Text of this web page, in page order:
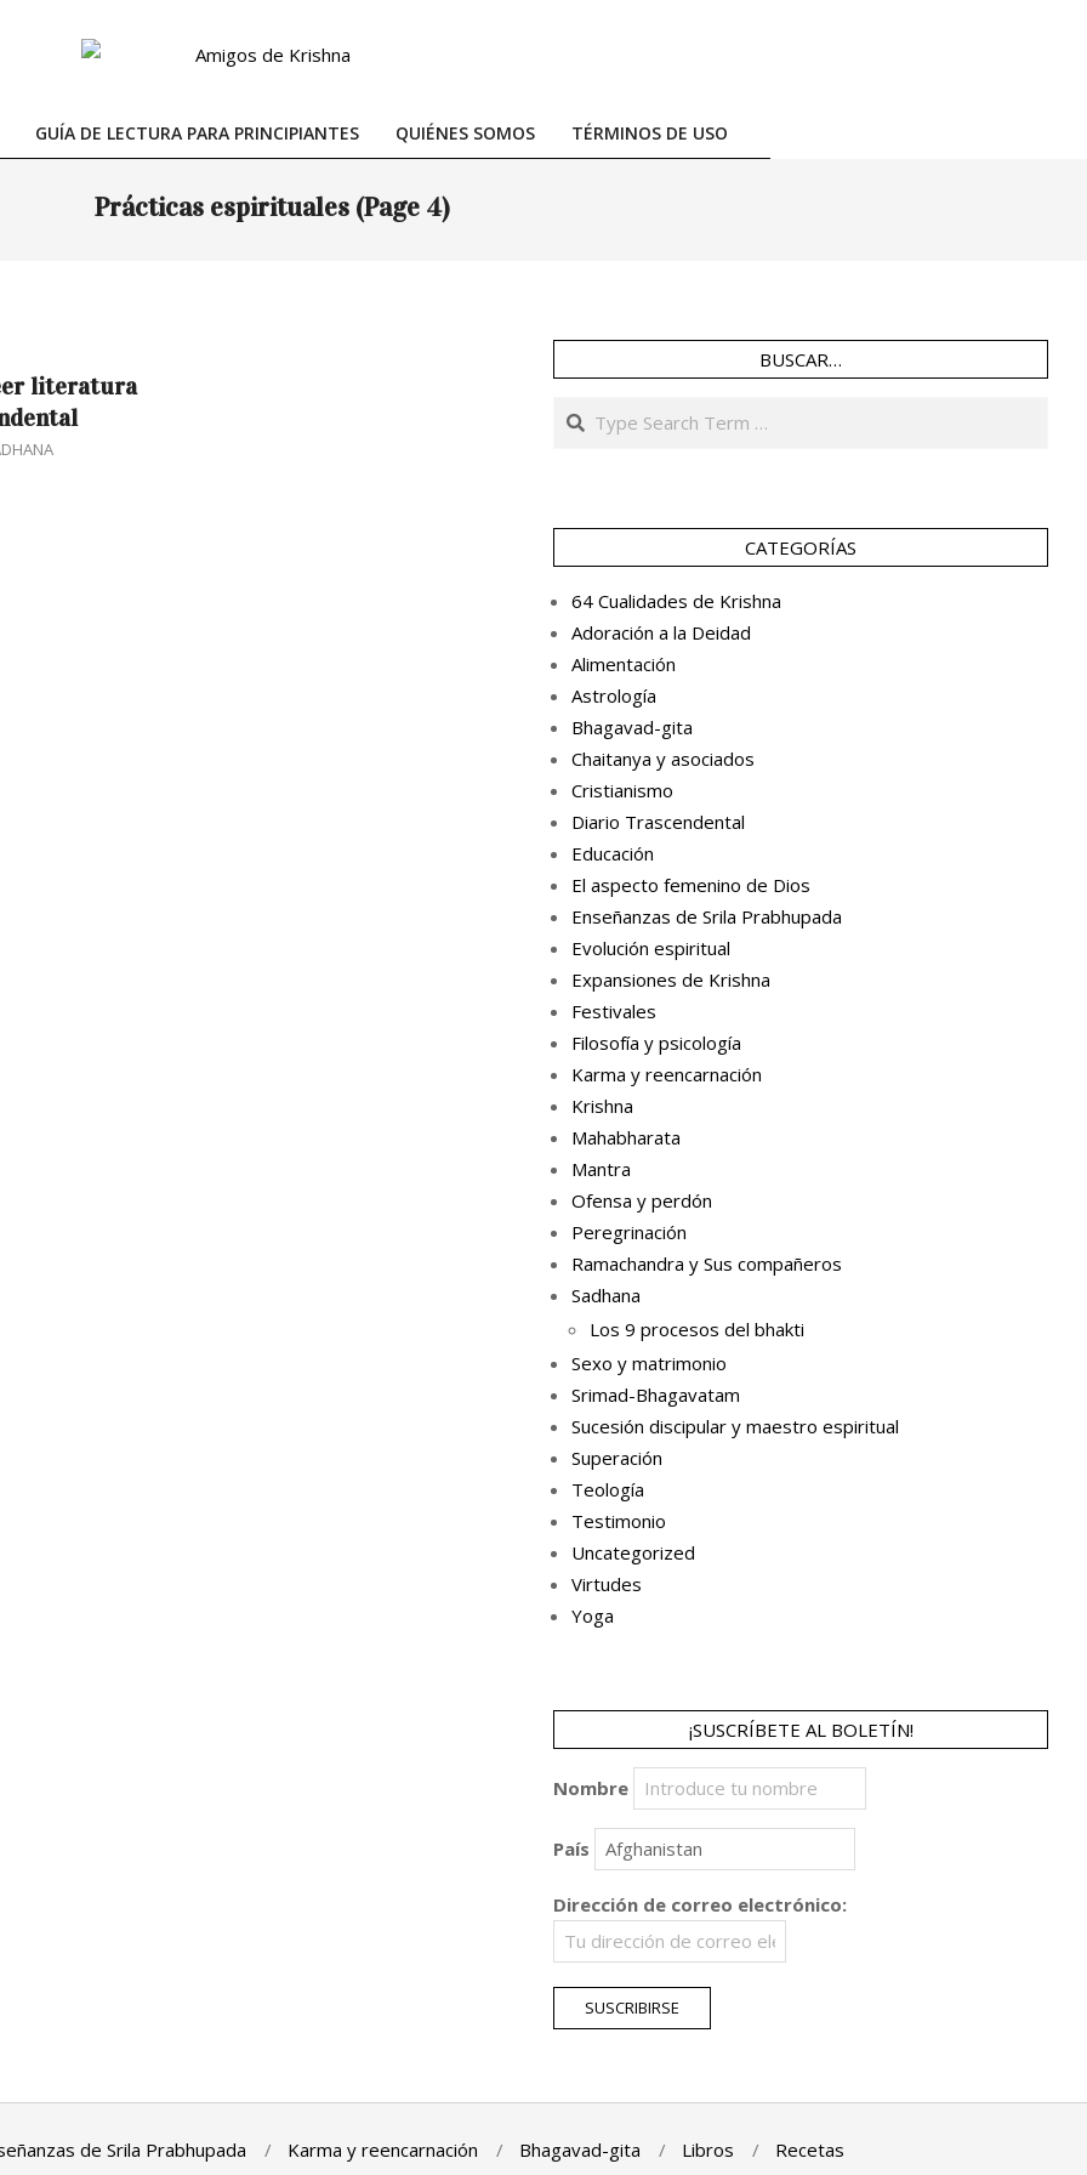
Primary
Menu
GUÍA DE LECTURA PARA PRINCIPIANTES QUIÉNES SOMOS TÉRMINOS DE USO
Prácticas espirituales (Page 4)
literatura
BUSCAR…
Search
CATEGORÍAS
64 Cualidades de Krishna
Adoración a la Deidad
Alimentación
Astrología
Bhagavad-gita
Chaitanya y asociados
Cristianismo
Diario Trascendental
Educación
El aspecto femenino de Dios
Enseñanzas de Srila Prabhupada
Evolución espiritual
Expansiones de Krishna
Festivales
Filosofía y psicología
Karma y reencarnación
Krishna
Mahabharata
Mantra
Ofensa y perdón
Peregrinación
Ramachandra y Sus compañeros
Sadhana
Los 9 procesos del bhakti
Sexo y matrimonio
Srimad-Bhagavatam
Sucesión discipular y maestro espiritual
Superación
Teología
Testimonio
Uncategorized
Virtudes
Yoga
¡SUSCRÍBETE AL BOLETÍN!
Nombre
País
Dirección de correo electrónico:
de Srila Prabhupada Karma y reencarnación Bhagavad-gita Libros Recetas